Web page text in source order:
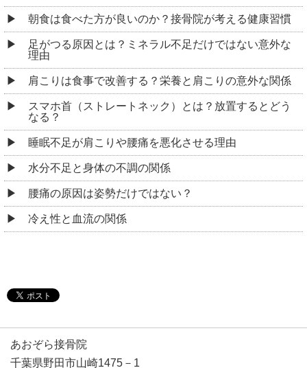
朝食は食べた方が良いのか？接骨院が考える健康習慣
足がつる原因とは？ミネラル不足だけではない意外な
理由
肩こりは食事で改善する？栄養と肩こりの意外な関係
スマホ首（ストレートネック）とは？放置するとどう
なる？
睡眠不足が肩こりや腰痛を悪化させる理由
水分不足と身体の不調の関係
腰痛の原因は姿勢だけではない？
冷え性と血流の関係
あおぞら接骨院
千葉県野田市山崎1475－1